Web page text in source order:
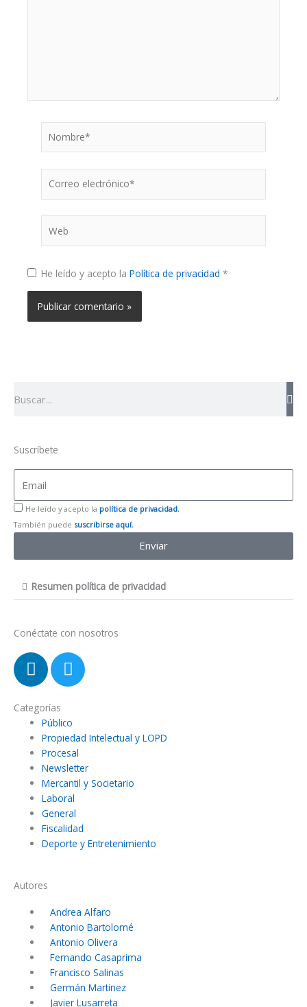
electrónico*
He leído y acepto la Política de privacidad *
Suscríbete
He
leído
y
política
de
He leído y acepto la política de privacidad.
También puede suscribirse aquí.
Enviar
Resumen política de privacidad
Conéctate con nosotros
L
i
n
k
e
d
i
n
T
w
i
t
e
r
Categorías
Público
Propiedad Intelectual y LOPD
Procesal
Newsletter
Mercantil y Societario
Laboral
General
Fiscalidad
Deporte y Entretenimiento
Autores
Andrea Alfaro
Antonio Bartolomé
Antonio Olivera
Fernando Casaprima
Francisco Salinas
Germán Martinez
Javier Lusarreta